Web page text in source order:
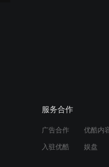
服务合作
广告合作 优酷内
入驻优酷 娱盘